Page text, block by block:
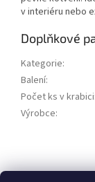
v interiéru nebo
Doplňkové
Kategorie:
Balení:
Počet ks v krabici
Výrobce:
á